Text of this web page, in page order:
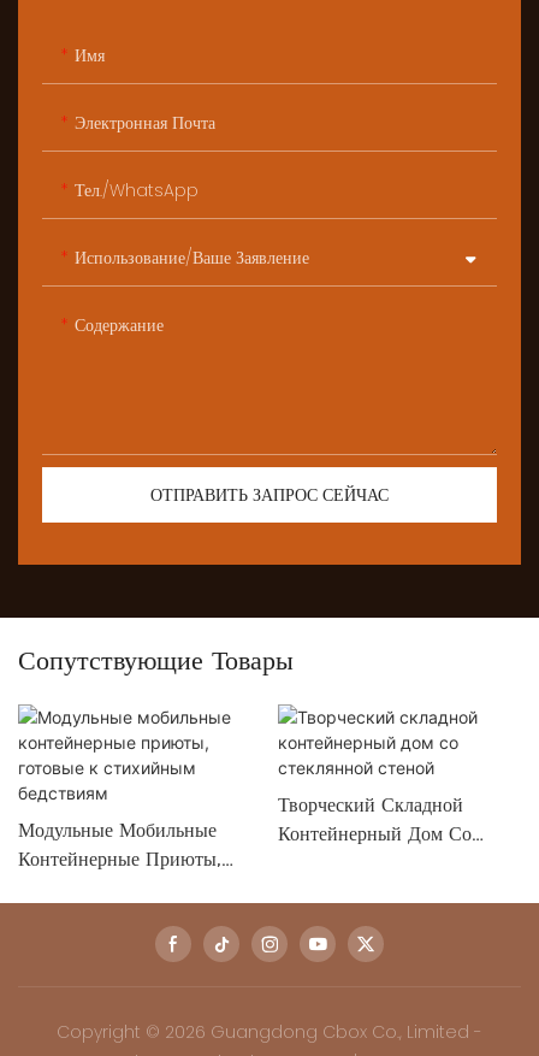
Имя
Электронная Почта
Тел./WhatsApp
Использование/ваше Заявление
Содержание
ОТПРАВИТЬ ЗАПРОС СЕЙЧАС
Сопутствующие Товары
Модульные Мобильные
Контейнерные Приюты,
Творческий Складной
Контейнерный Дом Со
Copyright © 2026 Guangdong Cbox Co., Limited -